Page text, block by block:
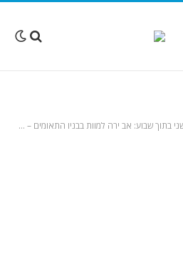
אב ירה למוות בבניו התאומים – וכיוון את הנשק אל עצמו